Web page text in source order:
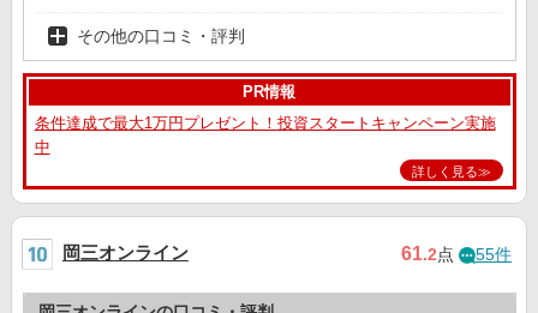
その他の口コミ・評判
PR情報
条件達成で最大1万円プレゼント！投資スタートキャンペーン実施
中
詳しく見る≫
岡三オンライン 61.2点 55件